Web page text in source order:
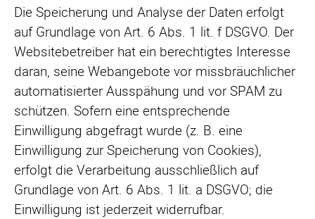
Die Speicherung und Analyse der Daten erfolgt
auf Grundlage von Art. 6 Abs. 1 lit. f DSGVO. Der
Websitebetreiber hat ein berechtigtes Interesse
daran, seine Webangebote vor missbräuchlicher
automatisierter Ausspähung und vor SPAM zu
schützen. Sofern eine entsprechende
Einwilligung abgefragt wurde (z. B. eine
Einwilligung zur Speicherung von Cookies),
erfolgt die Verarbeitung ausschließlich auf
Grundlage von Art. 6 Abs. 1 lit. a DSGVO; die
Einwilligung ist jederzeit widerrufbar.